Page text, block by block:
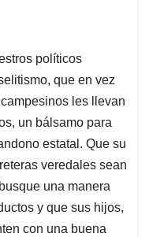
políticos
que en vez
les llevan
un bálsamo para
estatal. Que su
veredales sean
una manera
y que sus hijos,
con una buena